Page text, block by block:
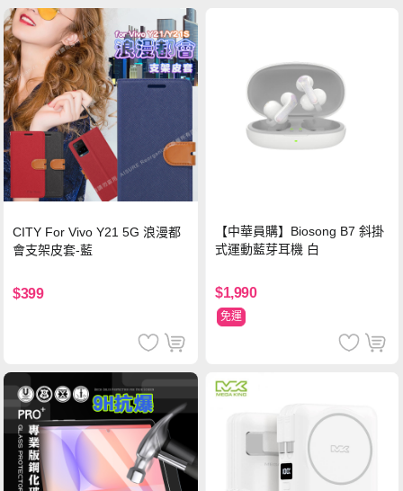
CITY For Vivo Y21 5G 浪漫都
會支架皮套-藍
$399
【中華員購】Biosong B7 斜掛
式運動藍芽耳機 白
$1,990
免運